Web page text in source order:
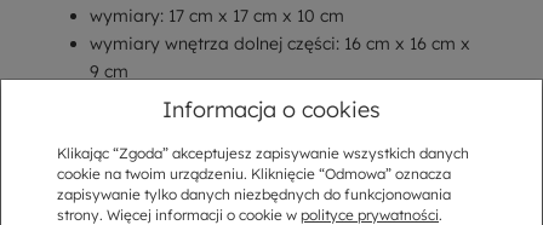
wymiary: 17 cm x 17 cm x 10 cm
wymiary wnętrza dolnej części: 16 cm x 16 cm x
9 cm
ze wstążką
Opis
Informacja o cookies
Klikając “Zgoda” akceptujesz zapisywanie wszystkich danych
cookie na twoim urządzeniu. Kliknięcie “Odmowa” oznacza
zapisywanie tylko danych niezbędnych do funkcjonowania
strony. Więcej informacji o cookie w polityce prywatności.